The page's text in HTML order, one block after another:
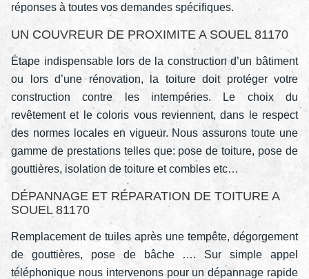
réponses à toutes vos demandes spécifiques.
UN COUVREUR DE PROXIMITE A SOUEL 81170
Étape indispensable lors de la construction d’un bâtiment
ou lors d’une rénovation, la toiture doit protéger votre
construction contre les intempéries. Le choix du
revêtement et le coloris vous reviennent, dans le respect
des normes locales en vigueur. Nous assurons toute une
gamme de prestations telles que: pose de toiture, pose de
gouttières, isolation de toiture et combles etc…
DÉPANNAGE ET RÉPARATION DE TOITURE A
SOUEL 81170
Remplacement de tuiles après une tempête, dégorgement
de gouttières, pose de bâche …. Sur simple appel
téléphonique nous intervenons pour un dépannage rapide